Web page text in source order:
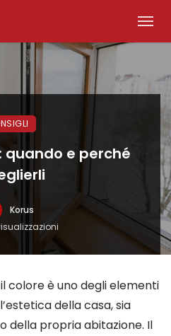
quando e perché
Korus
colore è uno degli elementi
della casa, sia
della propria abitazione. Il